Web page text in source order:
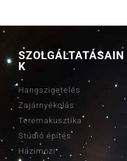
SZOLGÁLTATÁSAIN
K
Hangszigetelés
Zajárnyékolás
Teremakusztika
Stúdió építés
Házimozi